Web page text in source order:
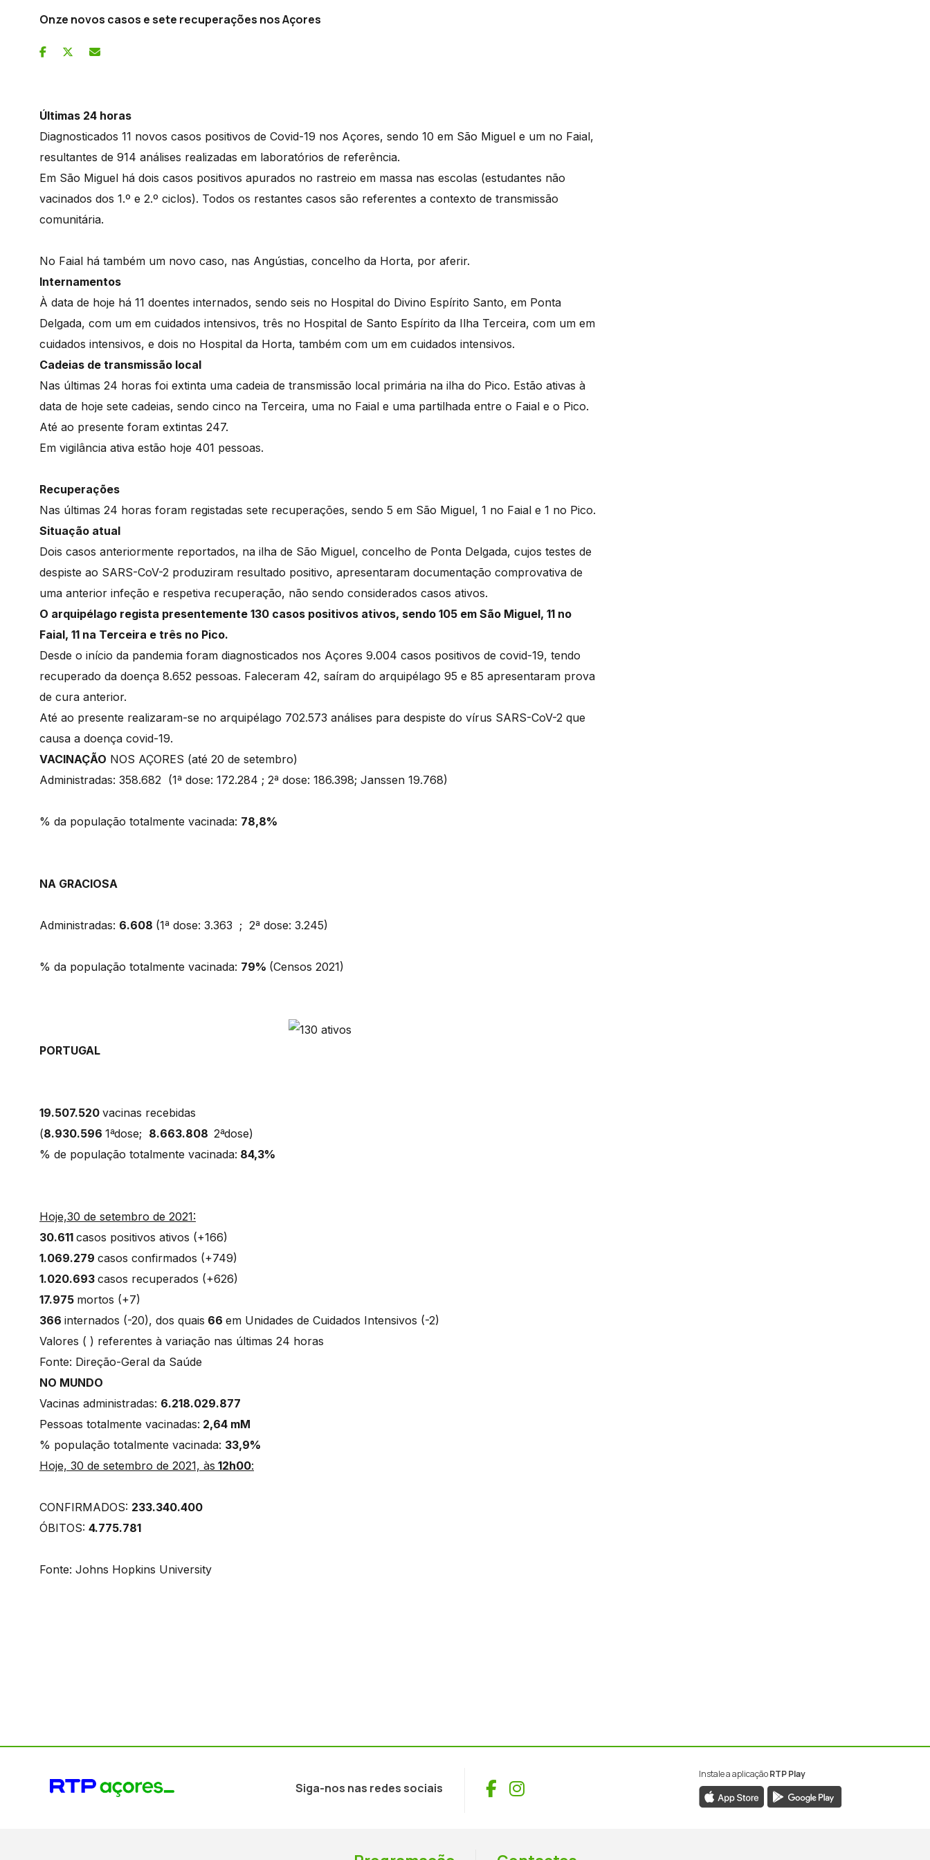
Onze novos casos e sete recuperações nos Açores
Últimas 24 horas
Diagnosticados 11 novos casos positivos de Covid-19 nos Açores, sendo 10 em São Miguel e um no Faial,
resultantes de 914 análises realizadas em laboratórios de referência.
Em São Miguel há dois casos positivos apurados no rastreio em massa nas escolas (estudantes não
vacinados dos 1.º e 2.º ciclos). Todos os restantes casos são referentes a contexto de transmissão
comunitária.
No Faial há também um novo caso, nas Angústias, concelho da Horta, por aferir.
Internamentos
À data de hoje há 11 doentes internados, sendo seis no Hospital do Divino Espírito Santo, em Ponta
Delgada, com um em cuidados intensivos, três no Hospital de Santo Espírito da Ilha Terceira, com um em
cuidados intensivos, e dois no Hospital da Horta, também com um em cuidados intensivos.
Cadeias de transmissão local
Nas últimas 24 horas foi extinta uma cadeia de transmissão local primária na ilha do Pico. Estão ativas à
data de hoje sete cadeias, sendo cinco na Terceira, uma no Faial e uma partilhada entre o Faial e o Pico.
Até ao presente foram extintas 247.
Em vigilância ativa estão hoje 401 pessoas.
Recuperações
Nas últimas 24 horas foram registadas sete recuperações, sendo 5 em São Miguel, 1 no Faial e 1 no Pico.
Situação atual
Dois casos anteriormente reportados, na ilha de São Miguel, concelho de Ponta Delgada, cujos testes de
despiste ao SARS-CoV-2 produziram resultado positivo, apresentaram documentação comprovativa de
uma anterior infeção e respetiva recuperação, não sendo considerados casos ativos.
O arquipélago regista presentemente 130 casos positivos ativos, sendo 105 em São Miguel, 11 no
Faial, 11 na Terceira e três no Pico.
Desde o início da pandemia foram diagnosticados nos Açores 9.004 casos positivos de covid-19, tendo
recuperado da doença 8.652 pessoas. Faleceram 42, saíram do arquipélago 95 e 85 apresentaram prova
de cura anterior.
Até ao presente realizaram-se no arquipélago 702.573 análises para despiste do vírus SARS-CoV-2 que
causa a doença covid-19.
VACINAÇÃO NOS AÇORES (até 20 de setembro)
Administradas: 358.682 (1ª dose: 172.284 ; 2ª dose: 186.398; Janssen 19.768)
% da população totalmente vacinada: 78,8%
NA GRACIOSA
Administradas: 6.608 (1ª dose: 3.363 ; 2ª dose: 3.245)
% da população totalmente vacinada: 79% (Censos 2021)
PORTUGAL
19.507.520 vacinas recebidas
(8.930.596 1ªdose; 8.663.808 2ªdose)
% de população totalmente vacinada: 84,3%
Hoje,30 de setembro de 2021:
30.611 casos positivos ativos (+166)
1.069.279 casos confirmados (+749)
1.020.693 casos recuperados (+626)
17.975 mortos (+7)
366 internados (-20), dos quais 66 em Unidades de Cuidados Intensivos (-2)
Valores ( ) referentes à variação nas últimas 24 horas
Fonte: Direção-Geral da Saúde
NO MUNDO
Vacinas administradas: 6.218.029.877
Pessoas totalmente vacinadas: 2,64 mM
% população totalmente vacinada: 33,9%
Hoje, 30 de setembro de 2021, às 12h00:
CONFIRMADOS: 233.340.400
ÓBITOS: 4.775.781
Fonte: Johns Hopkins University
Siga-nos nas redes sociais Facebook
Instagram
Instale a aplicaçãoRTP Play